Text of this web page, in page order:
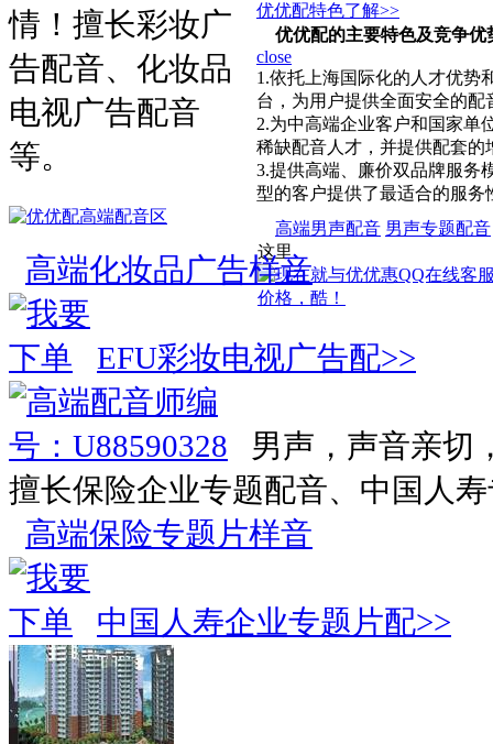
优优配特色了解>>
优优配的主要特色及竞争优
close
1.依托上海国际化的人才优势
台，为用户提供全面安全的配
2.为中高端企业客户和国家单
稀缺配音人才，并提供配套的
3.提供高端、廉价双品牌服务
型的客户提供了最适合的服务
高端男声配音 男声专题配音
这里
情！擅长彩妆广
告配音、化妆品
电视广告配音
等。
高端化妆品广告样音
EFU彩妆电视广告配>>
男声，声音亲切
擅长保险企业专题配音、中国人
高端保险专题片样音
中国人寿企业专题片配>>